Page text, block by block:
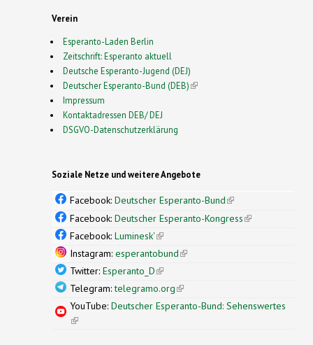
Verein
Esperanto-Laden Berlin
Zeitschrift: Esperanto aktuell
Deutsche Esperanto-Jugend (DEJ)
Deutscher Esperanto-Bund (DEB)(link is external)
Impressum
Kontaktadressen DEB/ DEJ
DSGVO-Datenschutzerklärung
Soziale Netze und weitere Angebote
Facebook: Deutscher Esperanto-Bund(link is
external)
Facebook: Deutscher Esperanto-Kongress(link is
Facebook: Luminesk'(link is external)
Instagram: esperantobund(link is external)
Twitter: Esperanto_D(link is external)
Telegram:telegramo.org(link is external)
YouTube: Deutscher Esperanto-Bund: Sehenswertes
(link is external)